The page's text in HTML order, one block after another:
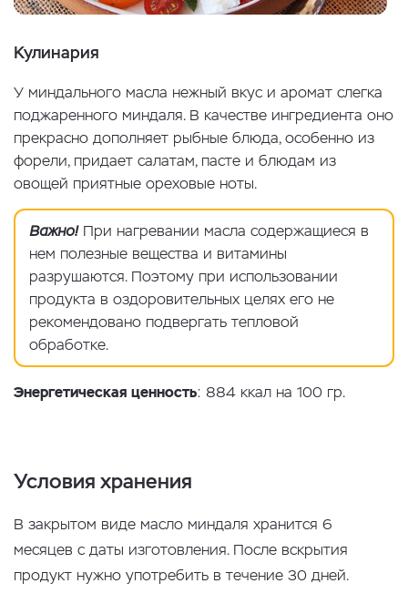
Кулинария
У миндального масла нежный вкус и аромат слегка
поджаренного миндаля. В качестве ингредиента оно
прекрасно дополняет рыбные блюда, особенно из
форели, придает салатам, пасте и блюдам из
овощей приятные ореховые ноты.
Важно!При нагревании масла содержащиеся в
нем полезные вещества и витамины
разрушаются. Поэтому при использовании
продукта в оздоровительных целях его не
рекомендовано подвергать тепловой
обработке.
Энергетическая ценность: 884 ккал на 100 гр.
Условия хранения
В закрытом виде масло миндаля хранится 6
месяцев с даты изготовления. После вскрытия
продукт нужно употребить в течение 30 дней.